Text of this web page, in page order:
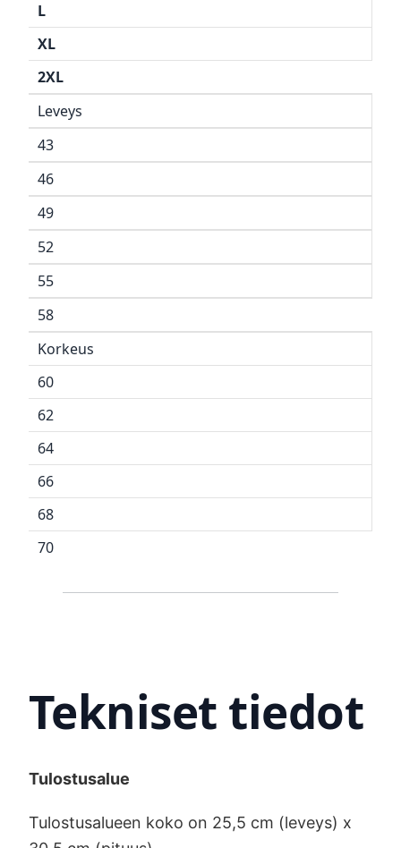
L
XL
2XL
Leveys
43
46
49
52
55
58
Korkeus
60
62
64
66
68
70
Tekniset tiedot
Tulostusalue
Tulostusalueen koko on 25,5 cm (leveys) x